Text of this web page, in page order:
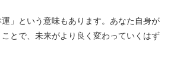
」という意味もあります。あなた自身が
とで、未来がより良く変わっていくはず